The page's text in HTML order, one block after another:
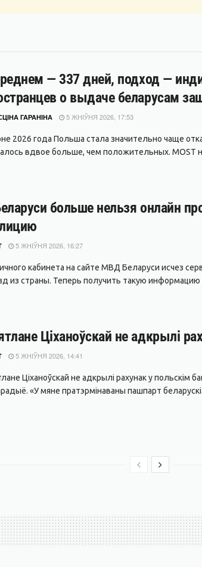
— 337 дней, подход —
о выдаче беларусам
ГАРАНІНА 5 ЖНІЎНЯ 2026, 17:53
2026 года Польша стала значительно чаще
вдвое больше, чем положительных. MOST
больше нельзя онлайн
5 ЖНІЎНЯ 2026, 16:27
кабинета на сайте МВД Беларуси исчез
из страны. Теперь получить такую
Ціханоўскай не адкрылі
5 ЖНІЎНЯ 2026, 14:41
Ціханоўскай не адкрылі рахунак у польскім
«У мяне пратэрмінаваны пашпарт